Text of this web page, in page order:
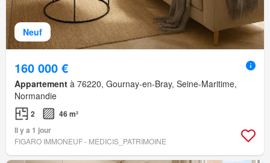
Neuf
160 000 €
Appartement à 76220, Gournay-en-Bray, Seine-Maritime,
Normandie
2
46 m²
Il y a 1 jour
FIGARO IMMONEUF - MEDICIS_PATRIMOINE